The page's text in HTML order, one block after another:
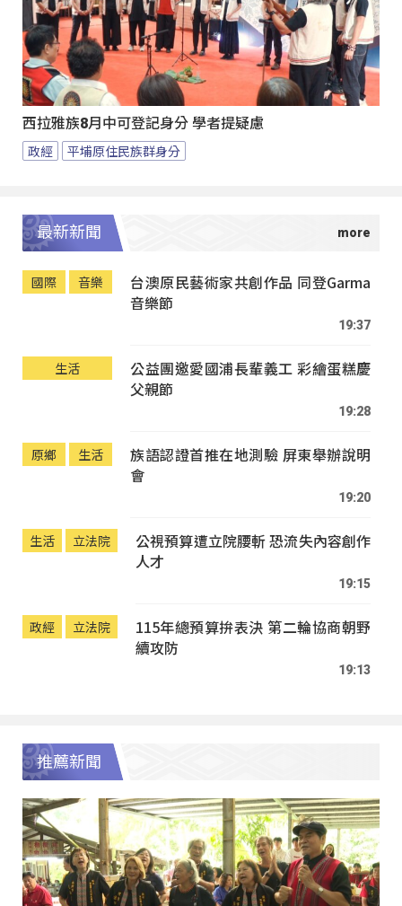
西拉雅族8月中可登記身分 學者提疑慮
政經 平埔原住民族群身分
最新新聞
國際 音樂
台澳原民藝術家共創作品 同登Garma
音樂節
19:37
生活
公益團邀愛國浦長輩義工 彩繪蛋糕慶
父親節
19:28
原鄉 生活
族語認證首推在地測驗 屏東舉辦說明
會
19:20
生活 立法院
公視預算遭立院腰斬 恐流失內容創作
人才
19:15
政經 立法院
115年總預算拚表決 第二輪協商朝野
續攻防
19:13
推薦新聞